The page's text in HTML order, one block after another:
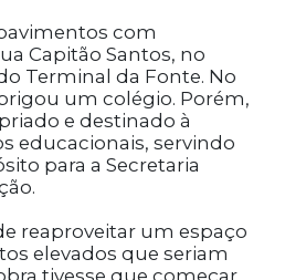
com
Capitão Santos, no
Terminal da Fonte. No
um colégio. Porém,
e destinado à
educacionais, servindo
para a Secretaria
reaproveitar um espaço
elevados que seriam
tivesse que começar